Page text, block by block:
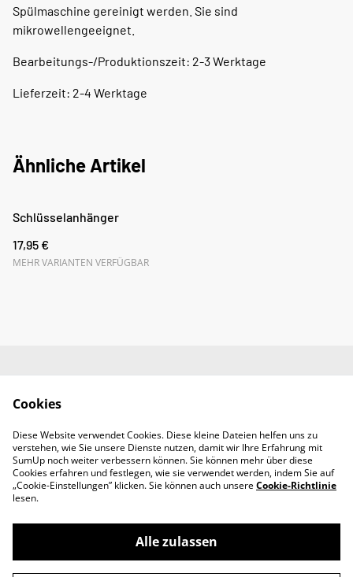
Spülmaschine gereinigt werden. Sie sind
mikrowellengeeignet.
Bearbeitungs-/Produktionszeit: 2-3 Werktage
Lieferzeit: 2-4 Werktage
Ähnliche Artikel
Schlüsselanhänger
17,95 €
MEHR VARIANTEN VERFÜGBAR
Retoure
Kontakt
©2026SADOYAN Studio
Cookies
Diese Website verwendet Cookies. Diese kleine Dateien helfen uns zu
verstehen, wie Sie unsere Dienste nutzen, damit wir Ihre Erfahrung mit
SumUp noch weiter verbessern können. Sie können mehr über diese
Cookies erfahren und festlegen, wie sie verwendet werden, indem Sie auf
„Cookie-Einstellungen” klicken. Sie können auch unsereCookie-Richtlinie
lesen.
Alle zulassen